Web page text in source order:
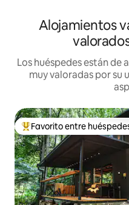
Alojamientos
Los huéspedes están de
muy valoradas por su
Favorito entre huéspedes
Favorito entre